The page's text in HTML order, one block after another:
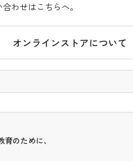
合わせはこちらへ。
オンラインストアについて
のために、